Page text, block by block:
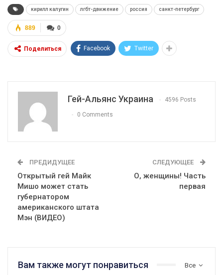
кирилл калугин лгбт-движение россия санкт-петербург
0
889
Поделиться Facebook Twitter
Гей-Альянс Украина 4596 Posts
0 Comments
ПРЕДИДУЩЕЕ
Открытый гей Майк
Мишо может стать
губернатором
американского штата
Мэн (ВИДЕО)
СЛЕДУЮЩЕЕ
О, женщины! Часть
первая
Все
Вам также могут понравиться